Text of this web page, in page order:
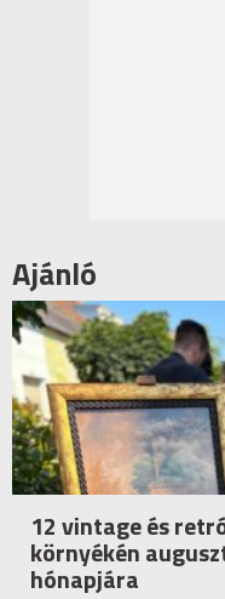
Ajánló
12 vintage és
környékén
hónapjára